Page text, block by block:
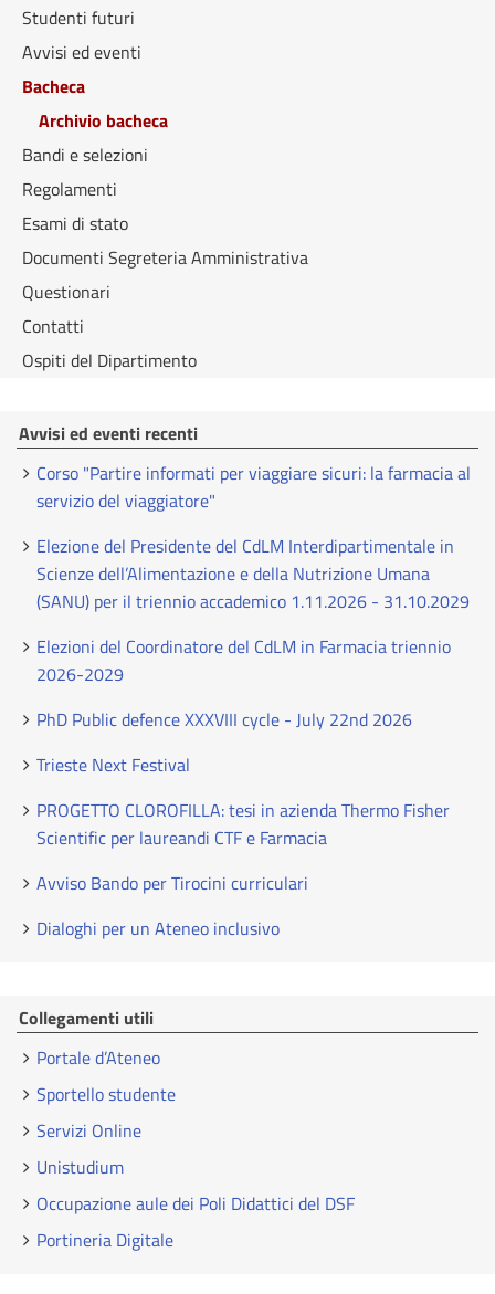
Studenti futuri
Avvisi ed eventi
Bacheca
Archivio bacheca
Bandi e selezioni
Regolamenti
Esami di stato
Documenti Segreteria Amministrativa
Questionari
Contatti
Ospiti del Dipartimento
Avvisi ed eventi recenti
Corso "Partire informati per viaggiare sicuri: la farmacia al
servizio del viaggiatore"
Elezione del Presidente del CdLM Interdipartimentale in
Scienze dell’Alimentazione e della Nutrizione Umana
(SANU) per il triennio accademico 1.11.2026 - 31.10.2029
Elezioni del Coordinatore del CdLM in Farmacia triennio
2026-2029
PhD Public defence XXXVIII cycle - July 22nd 2026
Trieste Next Festival
PROGETTO CLOROFILLA: tesi in azienda Thermo Fisher
Scientific per laureandi CTF e Farmacia
Avviso Bando per Tirocini curriculari
Dialoghi per un Ateneo inclusivo
Collegamenti utili
Portale d’Ateneo
Sportello studente
Servizi Online
Unistudium
Occupazione aule dei Poli Didattici del DSF
Portineria Digitale